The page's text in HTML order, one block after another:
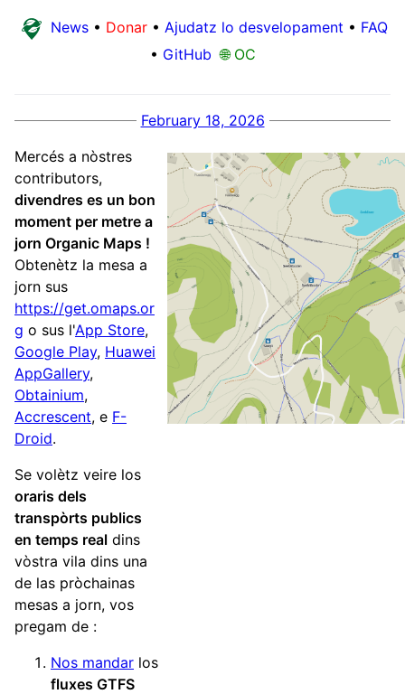
News • Donar • Ajudatz lo desvelopament • FAQ
• GitHub 🌐 OC
February 18, 2026
Mercés a nòstres
contributors,
divendres es un bon
moment per metre a
jorn Organic Maps !
Obtenètz la mesa a
jorn sus
https://get.omaps.or
g o sus l'App Store,
Google Play, Huawei
AppGallery,
Obtainium,
Accrescent, e F-
Droid.
Se volètz veire los
oraris dels
transpòrts publics
en temps real dins
vòstra vila dins una
de las pròchainas
mesas a jorn, vos
pregam de :
Nos mandar los
fluxes GTFS